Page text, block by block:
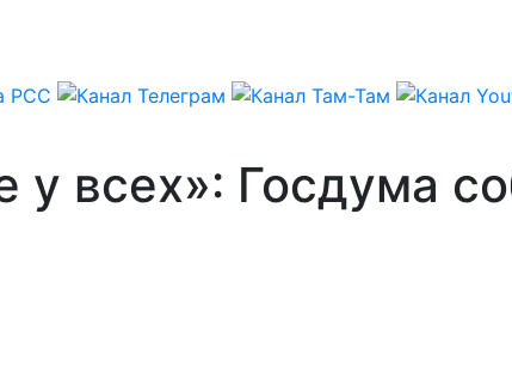
у всех»: Госдума